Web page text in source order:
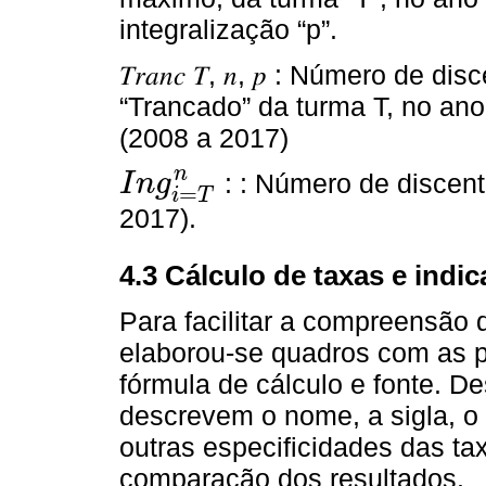
integralização “p”.
𝑇𝑟𝑎𝑛𝑐 𝑇, 𝑛, 𝑝 : Número de
“Trancado” da turma T, no
(2008 a 2017)
Ingn
i=T
In gi=Tn
: : Número de
2017).
4.3 Cálculo de taxas e
Para facilitar a compreensão
elaborou-se quadros com as
fórmula de cálculo e fonte.
descrevem o nome, a sigla,
outras especificidades das
comparação dos resultados.